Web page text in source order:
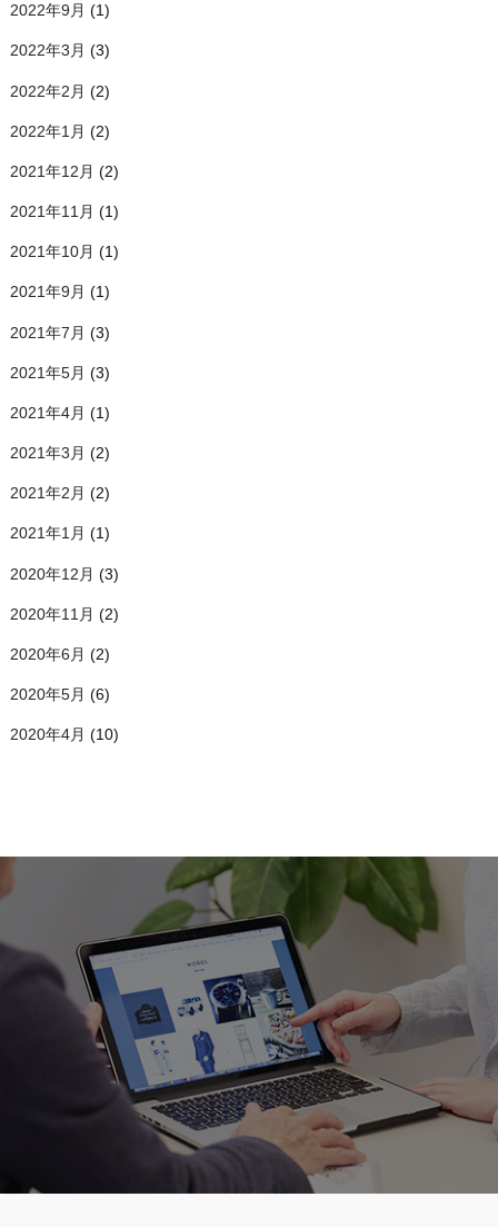
2022年9月 (1)
2022年3月 (3)
2022年2月 (2)
2022年1月 (2)
2021年12月 (2)
2021年11月 (1)
2021年10月 (1)
2021年9月 (1)
2021年7月 (3)
2021年5月 (3)
2021年4月 (1)
2021年3月 (2)
2021年2月 (2)
2021年1月 (1)
2020年12月 (3)
2020年11月 (2)
2020年6月 (2)
2020年5月 (6)
2020年4月 (10)